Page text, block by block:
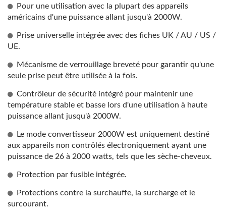
Pour une utilisation avec la plupart des appareils
américains d'une puissance allant jusqu'à 2000W.
Prise universelle intégrée avec des fiches UK / AU / US /
UE.
Mécanisme de verrouillage breveté pour garantir qu'une
seule prise peut être utilisée à la fois.
Contrôleur de sécurité intégré pour maintenir une
température stable et basse lors d'une utilisation à haute
puissance allant jusqu'à 2000W.
Le mode convertisseur 2000W est uniquement destiné
aux appareils non contrôlés électroniquement ayant une
puissance de 26 à 2000 watts, tels que les sèche-cheveux.
Protection par fusible intégrée.
Protections contre la surchauffe, la surcharge et le
surcourant.